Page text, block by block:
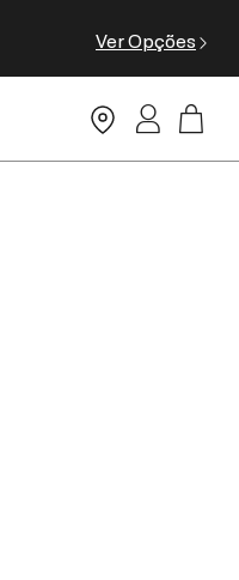
Ver Opções